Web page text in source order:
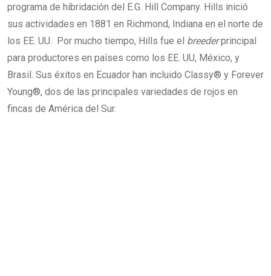
programa de hibridación del E.G. Hill Company. Hills inició
sus actividades en 1881 en Richmond, Indiana en el norte de
los EE. UU. Por mucho tiempo, Hills fue el breederprincipal
para productores en países como los EE. UU, México, y
Brasil. Sus éxitos en Ecuador han incluido Classy® y Forever
Young®, dos de las principales variedades de rojos en
fincas de América del Sur.